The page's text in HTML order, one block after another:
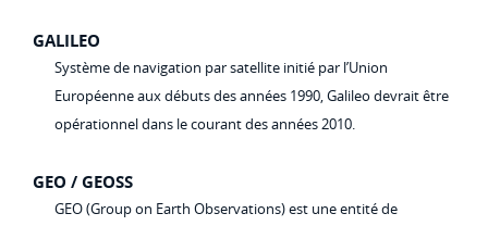
GALILEO
Système de navigation par satellite initié par l’Union
Européenne aux débuts des années 1990, Galileo devrait être
opérationnel dans le courant des années 2010.
GEO / GEOSS
GEO (Group on Earth Observations) est une entité de